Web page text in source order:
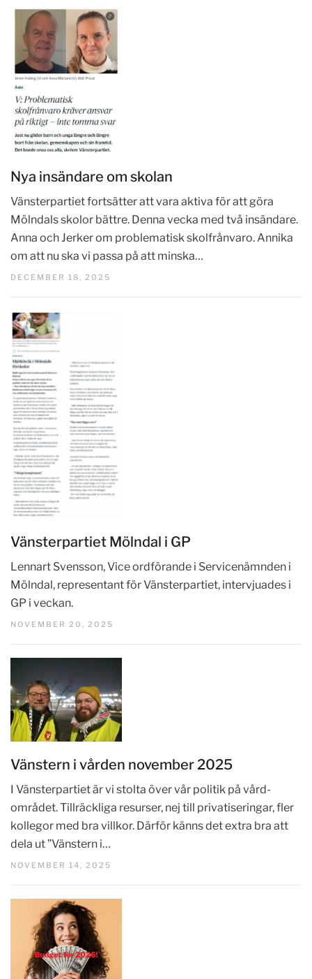
Nya insändare om skolan
Vänsterpartiet fortsätter att vara aktiva för att göra
Mölndals skolor bättre. Denna vecka med två insändare.
Anna och Jerker om problematisk skolfrånvaro. Annika
om att nu ska vi passa på att minska…
DECEMBER 18, 2025
Vänsterpartiet Mölndal i GP
Lennart Svensson, Vice ordförande i Servicenämnden i
Mölndal, representant för Vänsterpartiet, intervjuades i
GP i veckan.
NOVEMBER 20, 2025
Vänstern i vården november 2025
I Vänsterpartiet är vi stolta över vår politik på vård-
området. Tillräckliga resurser, nej till privatiseringar, fler
kollegor med bra villkor. Därför känns det extra bra att
dela ut ”Vänstern i…
NOVEMBER 14, 2025